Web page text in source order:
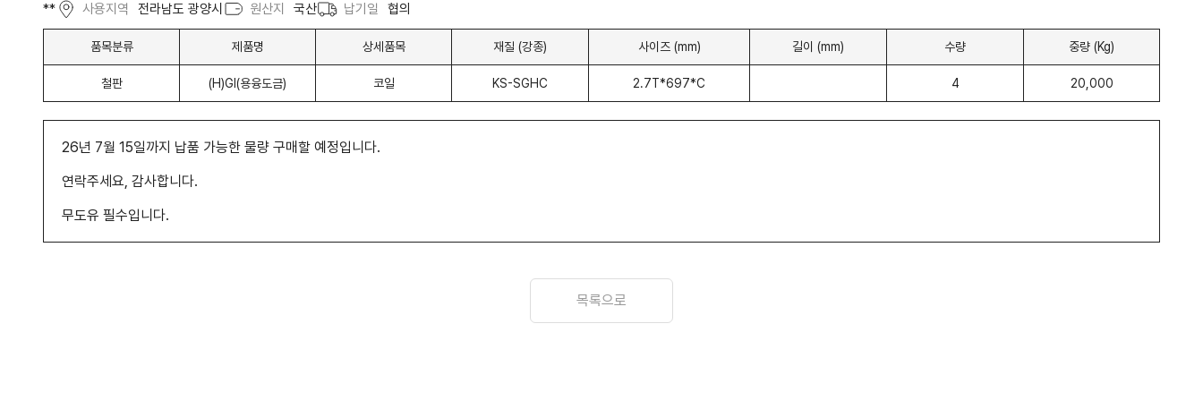
** 사용지역 전라남도 광양시 원산지 국산 납기일 협의
품목분류 제품명 상세품목 재질 (강종) 사이즈 (mm) 길이 (mm) 수량 중량 (Kg)
철판 (H)GI(용융도금) 코일 KS-SGHC 2.7T*697*C 4 20,000
26년 7월 15일까지 납품 가능한 물량 구매할 예정입니다.
연락주세요, 감사합니다.
무도유 필수입니다.
목록으로